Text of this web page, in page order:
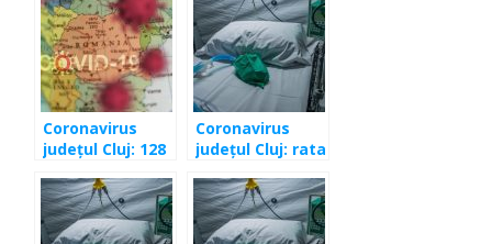
Coronavirus
județul Cluj: 128
infectate în
ultimele 24 de
ore
Coronavirus
județul Cluj: rata
depășit 3,50‰
de locuitori